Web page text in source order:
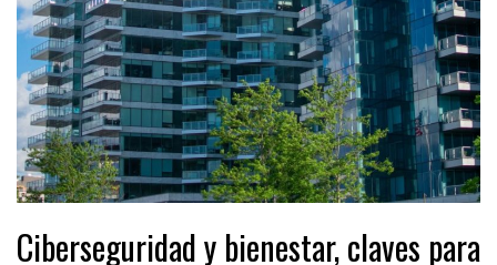
Ciberseguridad y bienestar, claves para